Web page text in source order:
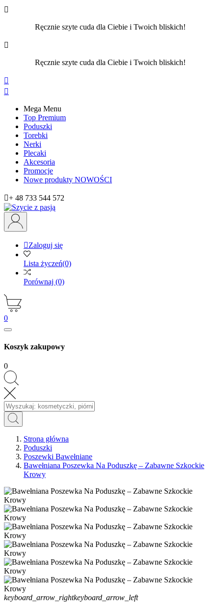

Ręcznie szyte cuda dla Ciebie i Twoich bliskich!

Ręcznie szyte cuda dla Ciebie i Twoich bliskich!


Mega Menu
Top Premium
Poduszki
Torebki
Nerki
Plecaki
Akcesoria
Promocje
Nowe produkty NOWOŚCI
+ 48 733 544 572
Zaloguj się
Lista życzeń(0)
Porównaj (0)
0
Koszyk zakupowy
0
Strona główna
Poduszki
Poszewki Bawełniane
Bawełniana Poszewka Na Poduszkę – Zabawne Szkockie
Krowy
keyboard_arrow_rightkeyboard_arrow_left